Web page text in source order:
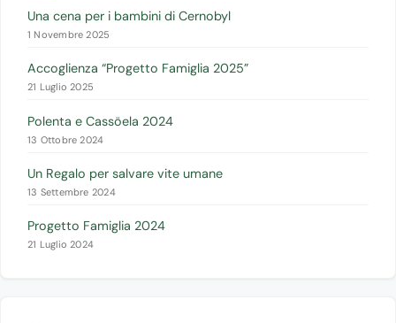
Una cena per i bambini di Cernobyl
1 Novembre 2025
Accoglienza “Progetto Famiglia 2025”
21 Luglio 2025
Polenta e Cassöela 2024
13 Ottobre 2024
Un Regalo per salvare vite umane
13 Settembre 2024
Progetto Famiglia 2024
21 Luglio 2024